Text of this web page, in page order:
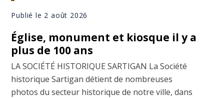
Publié le 2 août 2026
Église, monument et kiosque il y a
plus de 100 ans
LA SOCIÉTÉ HISTORIQUE SARTIGAN La Société
historique Sartigan détient de nombreuses
photos du secteur historique de notre ville, dans